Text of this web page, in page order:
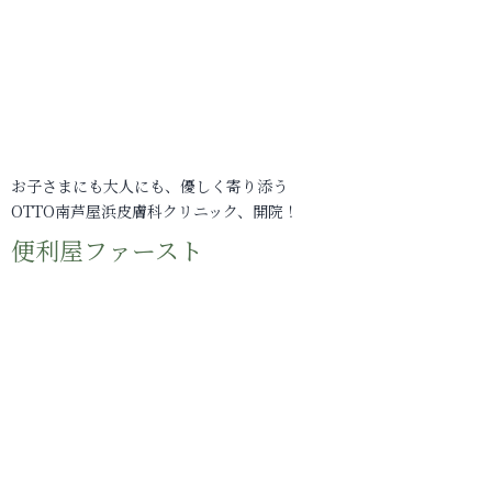
お子さまにも大人にも、優しく寄り添う
OTTO南芦屋浜皮膚科クリニック、開院！
便利屋ファースト